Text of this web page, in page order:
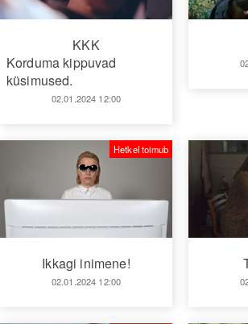
KKK
Korduma kippuvad
küsimused.
02.01.2024 12:00
Ikkagi inimene!
02.01.2024 12:00
Hetkel toimub